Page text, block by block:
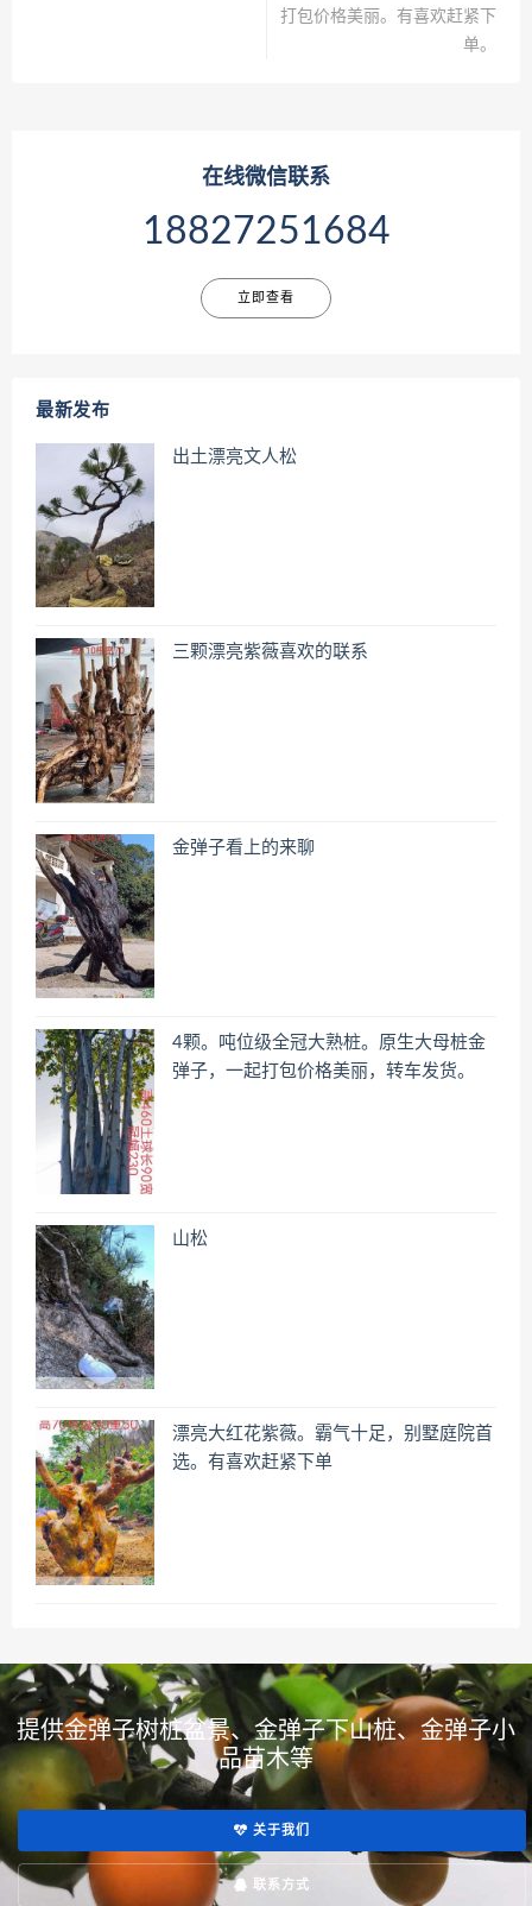
打包价格美丽。有喜欢赶紧下
单。
在线微信联系
18827251684
立即查看
最新发布
出土漂亮文人松
三颗漂亮紫薇喜欢的联系
金弹子看上的来聊
4颗。吨位级全冠大熟桩。原生大母桩金
弹子，一起打包价格美丽，转车发货。
山松
漂亮大红花紫薇。霸气十足，别墅庭院首
选。有喜欢赶紧下单
提供金弹子树桩盆景、金弹子下山桩、金弹子小
品苗木等
关于我们
联系方式